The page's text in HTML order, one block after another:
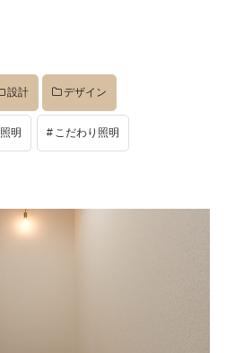
設計 デザイン
照明 こだわり照明